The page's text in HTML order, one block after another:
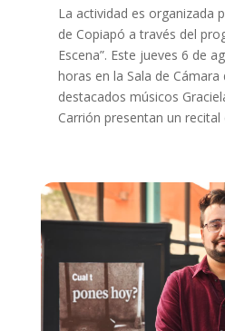
La actividad es organizada
de Copiapó a través del
Escena”. Este jueves 6 de
horas en la Sala de Cámara
destacados músicos
Carrión presentan un recital